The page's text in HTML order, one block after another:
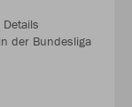
der Bundesliga